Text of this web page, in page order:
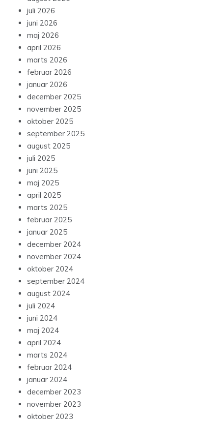
juli 2026
juni 2026
maj 2026
april 2026
marts 2026
februar 2026
januar 2026
december 2025
november 2025
oktober 2025
september 2025
august 2025
juli 2025
juni 2025
maj 2025
april 2025
marts 2025
februar 2025
januar 2025
december 2024
november 2024
oktober 2024
september 2024
august 2024
juli 2024
juni 2024
maj 2024
april 2024
marts 2024
februar 2024
januar 2024
december 2023
november 2023
oktober 2023